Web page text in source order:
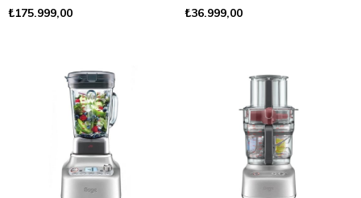
₺175.999,00 ₺36.999,00